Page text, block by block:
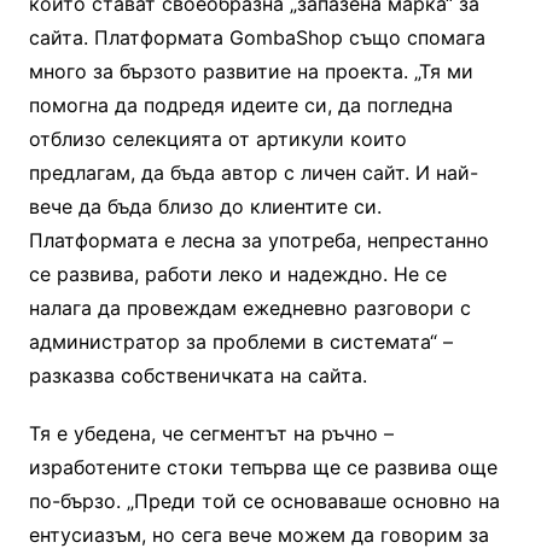
сайта. Платформата GombaShop също спомага
много за бързото развитие на проекта. „Тя ми
помогна да подредя идеите си, да погледна
отблизо селекцията от артикули които
предлагам, да бъда автор с личен сайт. И най-
вече да бъда близо до клиентите си.
Платформата е лесна за употреба, непрестанно
се развива, работи леко и надеждно. Не се
налага да провеждам ежедневно разговори с
администратор за проблеми в системата“ –
разказва собственичката на сайта.
Тя е убедена, че сегментът на ръчно –
изработените стоки тепърва ще се развива още
по-бързо. „Преди той се основаваше основно на
ентусиазъм, но сега вече можем да говорим за